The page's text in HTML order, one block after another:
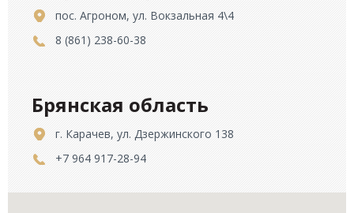
пос. Агроном, ул. Вокзальная 4\4
8 (861) 238-60-38
Брянская область
г. Карачев, ул. Дзержинского 138
+7 964 917-28-94